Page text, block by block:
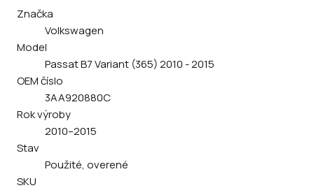
Značka
Volkswagen
Model
Passat B7 Variant (365) 2010 - 2015
OEM číslo
3AA920880C
Rok výroby
2010–2015
Stav
Použité, overené
SKU